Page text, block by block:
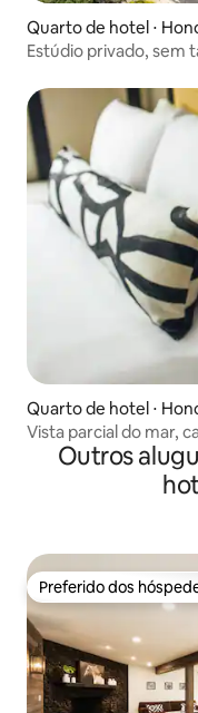
Quarto de hotel ⋅
Estúdio privado, sem
Quarto de hotel ⋅
Vista parcial do mar,
Outros
Preferido dos
Preferido dos